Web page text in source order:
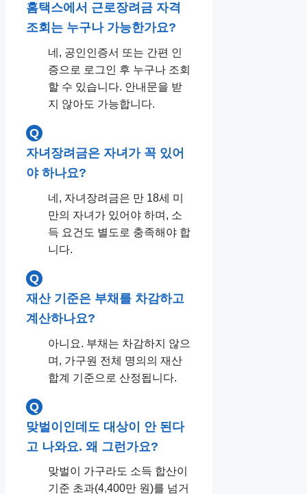
홈택스에서 근로장려금 자격
조회는 누구나 가능한가요?
네, 공인인증서 또는 간편 인
증으로 로그인 후 누구나 조회
할 수 있습니다. 안내문을 받
지 않아도 가능합니다.
Q
자녀장려금은 자녀가 꼭 있어
야 하나요?
네, 자녀장려금은 만 18세 미
만의 자녀가 있어야 하며, 소
득 요건도 별도로 충족해야 합
니다.
Q
재산 기준은 부채를 차감하고
계산하나요?
아니요. 부채는 차감하지 않으
며, 가구원 전체 명의의 재산
합계 기준으로 산정됩니다.
Q
맞벌이인데도 대상이 안 된다
고 나와요. 왜 그런가요?
맞벌이 가구라도 소득 합산이
기준 초과(4,400만 원)를 넘거